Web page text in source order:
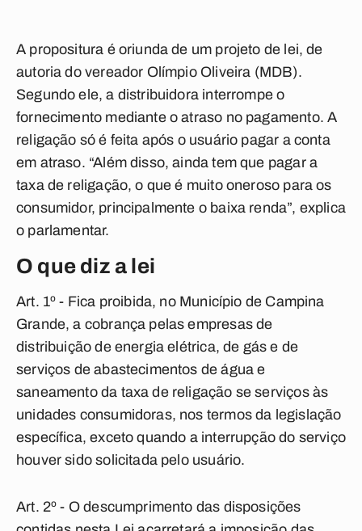
A propositura é oriunda de um projeto de lei, de
autoria do vereador Olímpio Oliveira (MDB).
Segundo ele, a distribuidora interrompe o
fornecimento mediante o atraso no pagamento. A
religação só é feita após o usuário pagar a conta
em atraso. “Além disso, ainda tem que pagar a
taxa de religação, o que é muito oneroso para os
consumidor, principalmente o baixa renda”, explica
o parlamentar.
O que diz a lei
Art. 1º - Fica proibida, no Município de Campina
Grande, a cobrança pelas empresas de
distribuição de energia elétrica, de gás e de
serviços de abastecimentos de água e
saneamento da taxa de religação se serviços às
unidades consumidoras, nos termos da legislação
específica, exceto quando a interrupção do serviço
houver sido solicitada pelo usuário.
Art. 2º - O descumprimento das disposições